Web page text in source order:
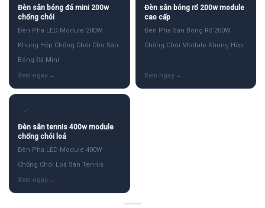
Đèn sân bóng đá mini 200w
chống chói
Đèn Pha LED Module 200W
Khung Hộp Chống Chói Cho Sân
Bóng Đá Mini
Đèn sân bóng rổ 200w module
cao cấp
Đèn Pha Sân Bóng Rổ 200W
Chống Chói Module Khung Hộp
✓
Đèn sân tennis 400w module
chống chói loá
Đèn Pha LED Module 400W
Chống Chói Loá Sân Tennis